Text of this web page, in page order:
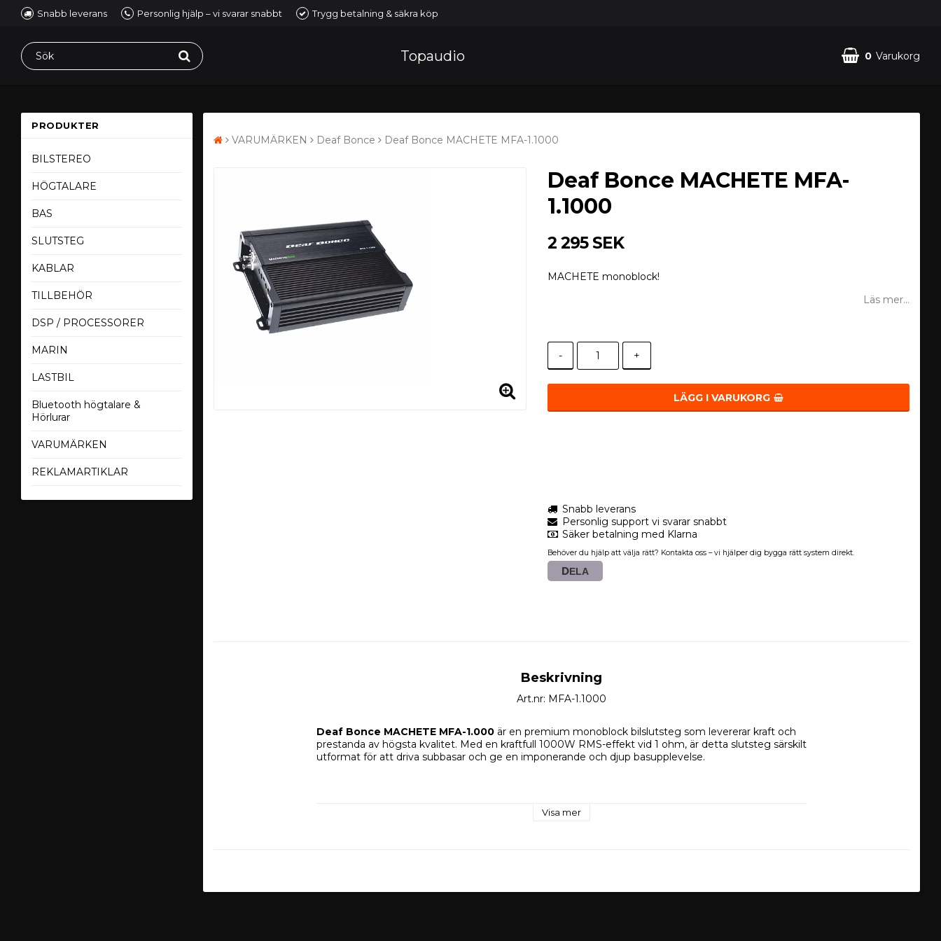
Snabb leverans Personlig hjälp – vi svarar snabbt Trygg betalning & säkra köp
Topaudio 0 Varukorg
PRODUKTER
BILSTEREO
HÖGTALARE
BAS
SLUTSTEG
KABLAR
TILLBEHÖR
DSP / PROCESSORER
MARIN
LASTBIL
Bluetooth högtalare &
Hörlurar
VARUMÄRKEN
REKLAMARTIKLAR
VARUMÄRKEN Deaf Bonce Deaf Bonce MACHETE MFA-1.1000
Deaf Bonce MACHETE MFA-
1.1000
2 295 SEK
MACHETE monoblock!
Läs mer...
- +
LÄGG I VARUKORG
Snabb leverans
Personlig support vi svarar snabbt
Säker betalning med Klarna
Behöver du hjälp att välja rätt? Kontakta oss – vi hjälper dig bygga rätt system direkt.
DELA
Beskrivning
Art.nr: MFA-1.1000
Deaf Bonce MACHETE MFA-1.000 är en premium monoblock bilslutsteg som levererar kraft och
prestanda av högsta kvalitet. Med en kraftfull 1000W RMS-effekt vid 1 ohm, är detta slutsteg särskilt
utformat för att driva subbasar och ge en imponerande och djup basupplevelse.
Visa mer